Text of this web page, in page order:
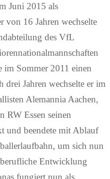
Juni 2015 als
16 Jahren wechselte
des VfL
im Sommer 2011 einen
Jahren wechselte er im
Alemannia Aachen,
RW Essen seinen
und beendete mit Ablauf
um sich nun
Entwicklung
fungiert nun als